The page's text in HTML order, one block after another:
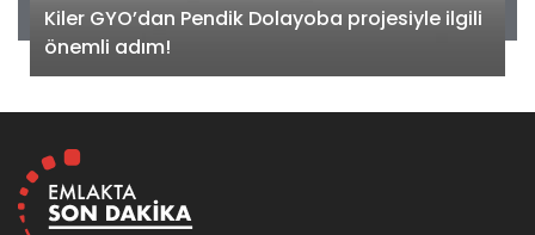
Kiler GYO’dan Pendik Dolayoba projesiyle ilgili
önemli adım!